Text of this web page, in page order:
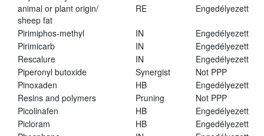
animal or plant origin/
sheep fat
RE Engedélyezett
Pirimiphos-methyl IN
Engedélyezett
Pirimicarb
IN
Engedélyezett
Rescalure
IN
Engedélyezett
Piperonyl butoxide
Synergist
Not PPP
Pinoxaden
HB
Engedélyezett
Resins and polymers
Pruning
Not PPP
Picolinafen
HB
Engedélyezett
Picloram
HB
Engedélyezett